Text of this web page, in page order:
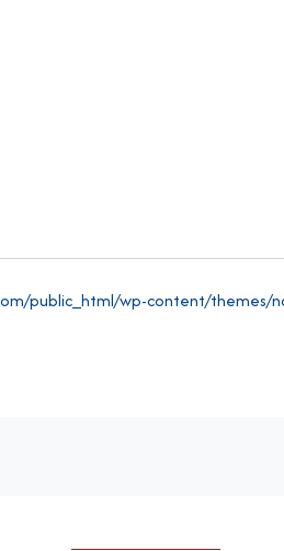
public_html/wp-content/themes/